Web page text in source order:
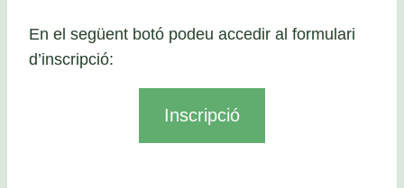
En el següent botó podeu accedir al formulari
d’inscripció:
Inscripció